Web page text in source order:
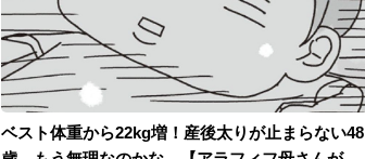
ベスト体重から22kg増！産後太りが止まらない48